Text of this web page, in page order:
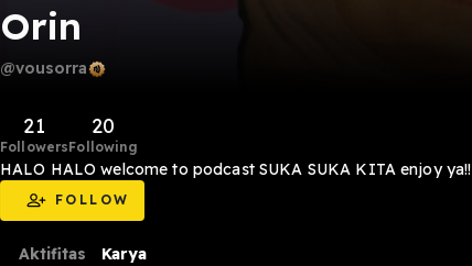
Orin
@vousorra
21
Followers
20
Following
HALO HALO welcome to podcast SUKA SUKA KITA enjoy ya!!
FOLLOW
Aktifitas Karya